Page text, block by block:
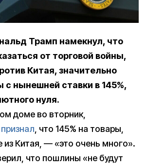
Трамп намекнул, что
от торговой войны,
Китая, значительно
с нынешней ставки в 145%,
нуля.
доме во вторник,
признал, что 145% на товары,
Китая, — «это очень много».
что пошлины «не будут